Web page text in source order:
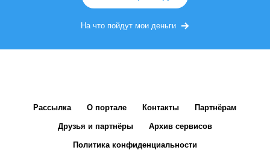
На что пойдут мои деньги
Рассылка О портале Контакты Партнёрам
Друзья и партнёры Архив сервисов
Политика конфиденциальности